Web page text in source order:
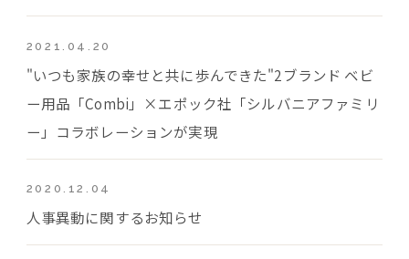
2021.04.20
"いつも家族の幸せと共に歩んできた"2ブランド ベビ
ー用品「Combi」×エポック社「シルバニアファミリ
ー」コラボレーションが実現
2020.12.04
人事異動に関するお知らせ